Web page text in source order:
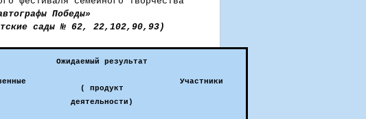
Победы»
сады № 62, 22,102,90,93)
Ожидаемый результат
( продукт
деятельности)
Участники